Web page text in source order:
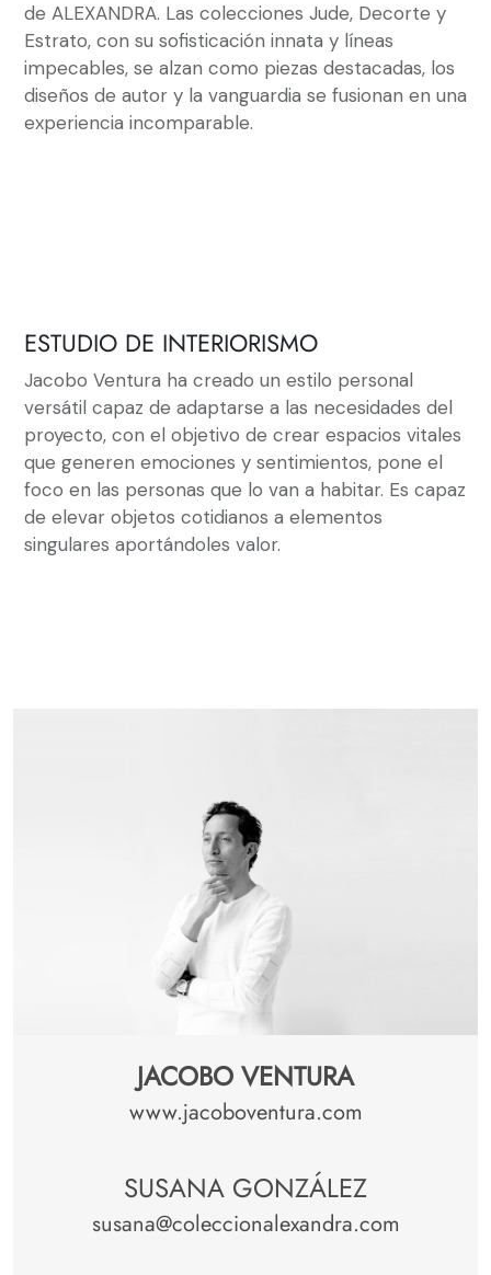
de ALEXANDRA. Las colecciones Jude, Decorte y
Estrato, con su sofisticación innata y líneas
impecables, se alzan como piezas destacadas, los
diseños de autor y la vanguardia se fusionan en una
experiencia incomparable.
ESTUDIO DE INTERIORISMO
Jacobo Ventura ha creado un estilo personal
versátil capaz de adaptarse a las necesidades del
proyecto, con el objetivo de crear espacios vitales
que generen emociones y sentimientos, pone el
foco en las personas que lo van a habitar. Es capaz
de elevar objetos cotidianos a elementos
singulares aportándoles valor.
JACOBO VENTURA
www.jacoboventura.com
SUSANA GONZÁLEZ
susana@coleccionalexandra.com